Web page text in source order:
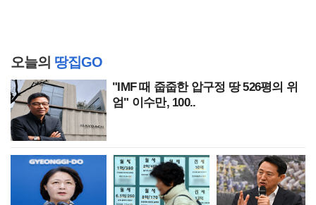
오늘의 땅집GO
"IMF 때 줍줍한 압구정 땅 526평의 위
엄" 이수만, 100..